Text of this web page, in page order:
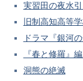
実習田の夜水引
旧制高知高等
ドラマ『銀河の
『春と修羅』
洞熊の絶滅